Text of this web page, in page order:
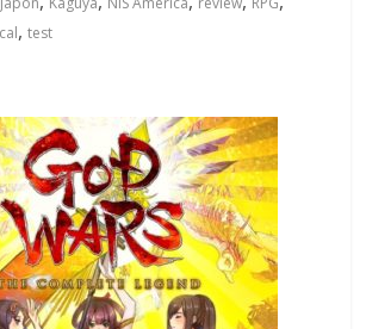
,test